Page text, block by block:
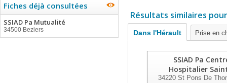
Fiches déjà consultées
SSIAD Pa Mutualité
34500 Beziers
Résultats similaires
Dans l'Hérault Prise en
SSIAD Pa
Hospitalier
34220 St Pons De